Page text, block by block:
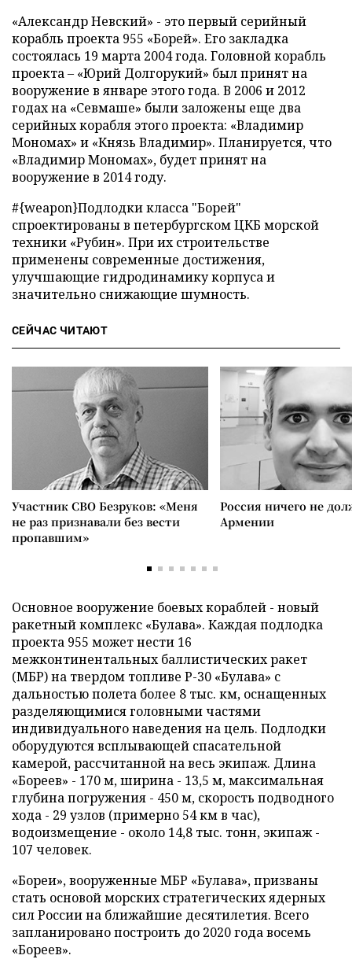
«Александр Невский» - это первый серийный
корабль проекта 955 «Борей». Его закладка
состоялась 19 марта 2004 года. Головной корабль
проекта – «Юрий Долгорукий» был принят на
вооружение в январе этого года. В 2006 и 2012
годах на «Севмаше» были заложены еще два
серийных корабля этого проекта: «Владимир
Мономах» и «Князь Владимир». Планируется, что
«Владимир Мономах», будет принят на
вооружение в 2014 году.
#{weapon}Подлодки класса "Борей"
спроектированы в петербургском ЦКБ морской
техники «Рубин». При их строительстве
применены современные достижения,
улучшающие гидродинамику корпуса и
значительно снижающие шумность.
СЕЙЧАС ЧИТАЮТ
Участник СВО Безруков: «Меня
не раз признавали без вести
пропавшим»
Россия ничего не
Армении
Основное вооружение боевых кораблей - новый
ракетный комплекс «Булава». Каждая подлодка
проекта 955 может нести 16
межконтинентальных баллистических ракет
(МБР) на твердом топливе Р-30 «Булава» с
дальностью полета более 8 тыс. км, оснащенных
разделяющимися головными частями
индивидуального наведения на цель. Подлодки
оборудуются всплывающей спасательной
камерой, рассчитанной на весь экипаж. Длина
«Бореев» - 170 м, ширина - 13,5 м, максимальная
глубина погружения - 450 м, скорость подводного
хода - 29 узлов (примерно 54 км в час),
водоизмещение - около 14,8 тыс. тонн, экипаж -
107 человек.
«Бореи», вооруженные МБР «Булава», призваны
стать основой морских стратегических ядерных
сил России на ближайшие десятилетия. Всего
запланировано построить до 2020 года восемь
«Бореев».